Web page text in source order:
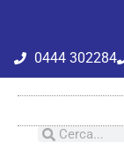
0444 302284